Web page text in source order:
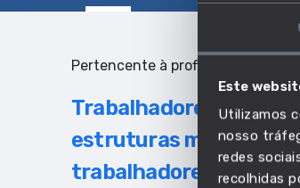
Este
Utilizamos
nosso
redes
recolhidas
Pertencente à profissão:
Trabalhadores de
estruturas metálicas,
trabalhadores